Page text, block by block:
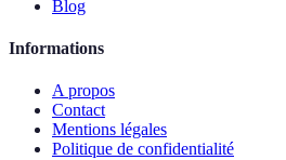
Blog
Informations
A propos
Contact
Mentions légales
Politique de confidentialité